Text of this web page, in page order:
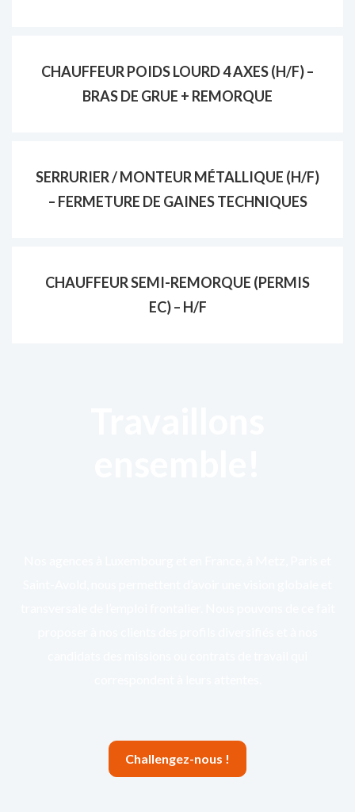
CHAUFFEUR POIDS LOURD 4 AXES (H/F) –
BRAS DE GRUE + REMORQUE
SERRURIER / MONTEUR MÉTALLIQUE (H/F)
– FERMETURE DE GAINES TECHNIQUES
CHAUFFEUR SEMI-REMORQUE (PERMIS
EC) – H/F
Challengez-nous !